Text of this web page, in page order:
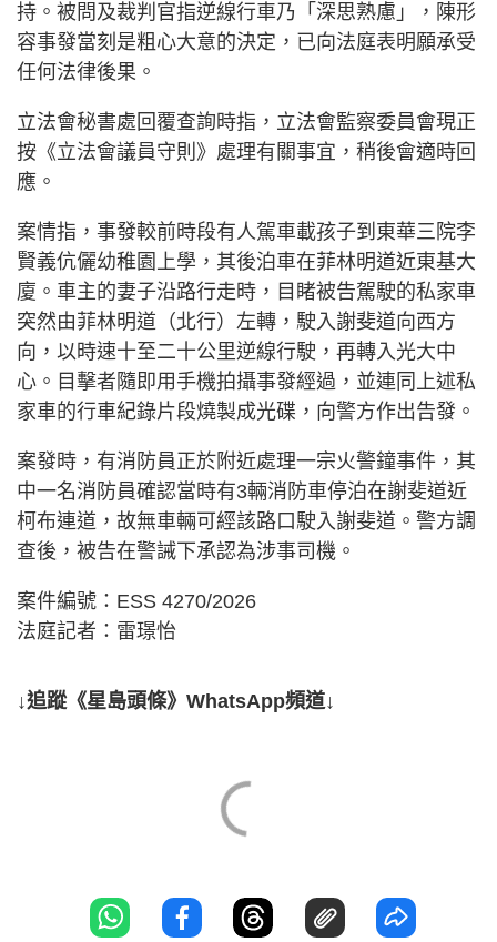
持。被問及裁判官指逆線行車乃「深思熟慮」，陳形
容事發當刻是粗心大意的決定，已向法庭表明願承受
任何法律後果。
立法會秘書處回覆查詢時指，立法會監察委員會現正
按《立法會議員守則》處理有關事宜，稍後會適時回
應。
案情指，事發較前時段有人駕車載孩子到東華三院李
賢義伉儷幼稚園上學，其後泊車在菲林明道近東基大
廈。車主的妻子沿路行走時，目睹被告駕駛的私家車
突然由菲林明道（北行）左轉，駛入謝斐道向西方
向，以時速十至二十公里逆線行駛，再轉入光大中
心。目擊者隨即用手機拍攝事發經過，並連同上述私
家車的行車紀錄片段燒製成光碟，向警方作出告發。
案發時，有消防員正於附近處理一宗火警鐘事件，其
中一名消防員確認當時有3輛消防車停泊在謝斐道近
柯布連道，故無車輛可經該路口駛入謝斐道。警方調
查後，被告在警誡下承認為涉事司機。
案件編號：ESS 4270/2026
法庭記者：雷璟怡
↓追蹤《星島頭條》WhatsApp頻道↓